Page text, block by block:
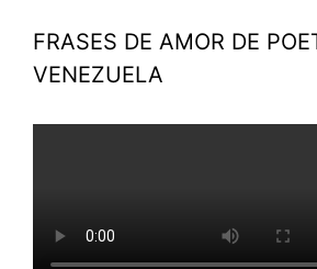
FRASES DE AMOR DE
VENEZUELA